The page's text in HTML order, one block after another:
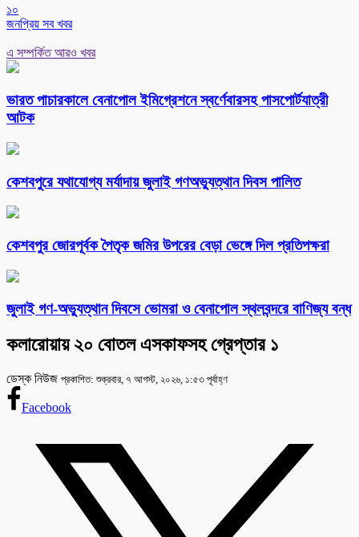
১০
জনপ্রিয় সব খবর
এ সম্পর্কিত আরও খবর
ভারত পাচারকালে বেনাপোল ইমিগ্রেশনে স্বর্ণেবারসহ পাসপোর্টযাত্রী
আটক
কেশবপুরে যথাযোগ্য মর্যাদায় জুলাই গণঅভ্যুত্থান দিবস পালিত
কেশবপুর জোরপূর্বক পৈতৃক জমির উপরের বেড়া ভেঙ্গে দিল প্রতিপক্ষরা
‎জুলাই গণ-অভ্যুত্থান দিবসে ভোমরা ও বেনাপোল স্থলবন্দরে বাণিজ্য বন্ধ
কলারোয়ায় ২০ বোতল এসকাফসহ গ্রেপ্তার ১
ডেস্ক নিউজ প্রকাশিত: শুক্রবার, ৭ আগস্ট, ২০২৬, ১:৫৩ পূর্বাহ্ণ
Facebook